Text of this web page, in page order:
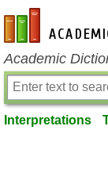
en-academic.com
Academic
Interpretations